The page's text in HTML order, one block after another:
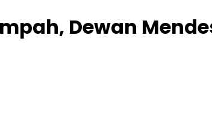
Dewan